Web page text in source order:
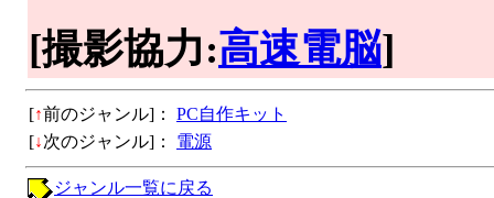
[撮影協力:高速電脳]
[↑前のジャンル]：
PC自作キット
[↓次のジャンル]： 電源
ジャンル一覧に戻る